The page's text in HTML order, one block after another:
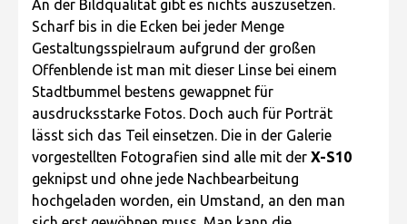
An der Bildqualität gibt es nichts auszusetzen.
Scharf bis in die Ecken bei jeder Menge
Gestaltungsspielraum aufgrund der großen
Offenblende ist man mit dieser Linse bei einem
Stadtbummel bestens gewappnet für
ausdrucksstarke Fotos. Doch auch für Porträt
lässt sich das Teil einsetzen. Die in der Galerie
vorgestellten Fotografien sind alle mit der X-S10
geknipst und ohne jede Nachbearbeitung
hochgeladen worden, ein Umstand, an den man